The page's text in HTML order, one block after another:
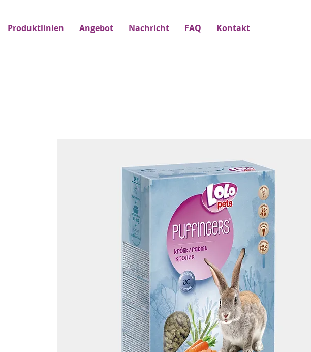
Produktlinien Angebot Nachricht FAQ Kontakt